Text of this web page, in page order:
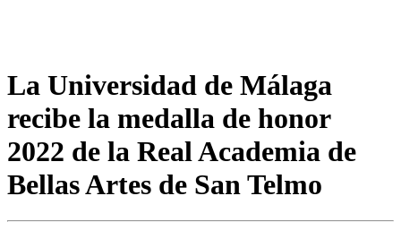
La Universidad de Málaga
recibe la medalla de honor
2022 de la Real Academia de
Bellas Artes de San Telmo